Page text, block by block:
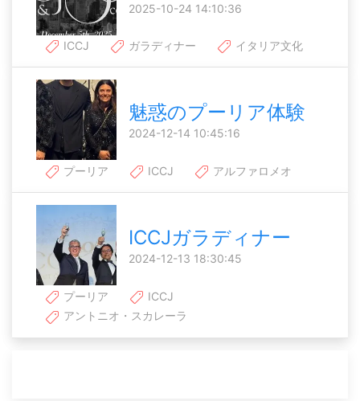
2025-10-24 14:10:36
ICCJ ガラディナー イタリア文化
魅惑のプーリア体験
2024-12-14 10:45:16
プーリア ICCJ アルファロメオ
ICCJガラディナー
2024-12-13 18:30:45
プーリア
ICCJ
アントニオ・スカレーラ